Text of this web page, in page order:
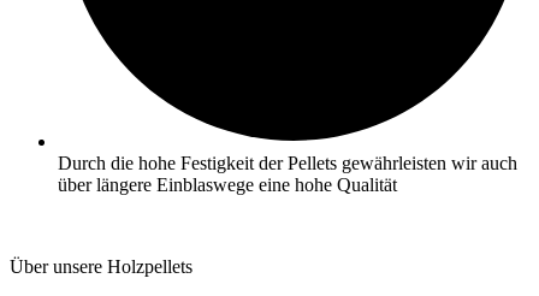
Durch die hohe Festigkeit der Pellets gewährleisten wir auch
über längere Einblaswege eine hohe Qualität
Über unsere Holzpellets